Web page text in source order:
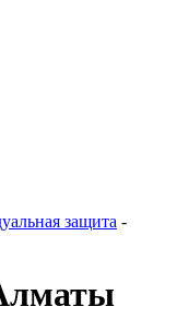
защита -